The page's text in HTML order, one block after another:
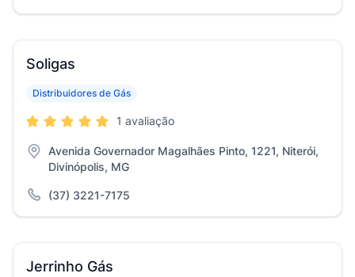
Soligas
Distribuidores de Gás
1 avaliação
Avenida Governador Magalhães Pinto, 1221, Niterói,
Divinópolis, MG
(37) 3221-7175
Jerrinho Gás